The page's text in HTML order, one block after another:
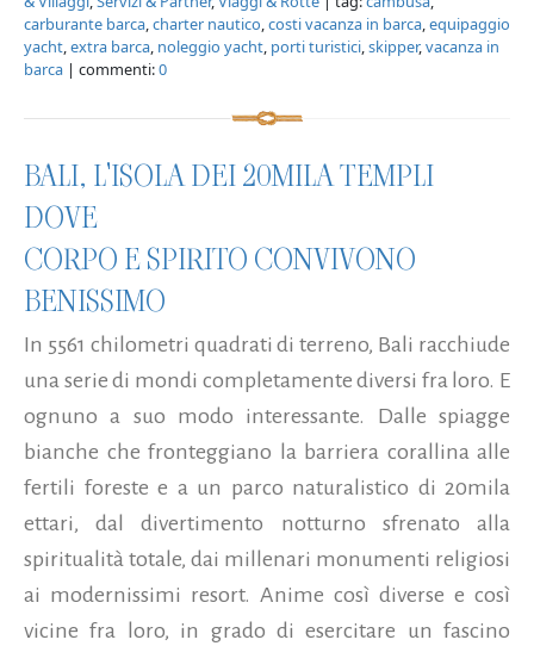
carburante barca,charter nautico,costi vacanza in barca,equipaggio
yacht,extra barca, noleggio yacht, porti turistici,skipper,vacanza in
barca | commenti:0
BALI, L'ISOLA DEI 20MILA TEMPLI
DOVE
CORPO E SPIRITO CONVIVONO
BENISSIMO
In 5561 chilometri quadrati di terreno, Bali racchiude
una serie di mondi completamente diversi fra loro. E
ognuno a suo modo interessante. Dalle spiagge
bianche che fronteggiano la barriera corallina alle
fertili foreste e a un parco naturalistico di 20mila
ettari, dal divertimento notturno sfrenato alla
spiritualità totale, dai millenari monumenti religiosi
ai modernissimi resort. Anime così diverse e così
vicine fra loro, in grado di esercitare un fascino